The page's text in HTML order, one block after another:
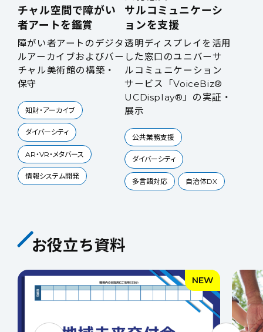
チャル空間で障がい
者アートを鑑賞
障がい者アートのデジタ
ルアーカイブおよびバー
チャル美術館の構築・
保守
知財・アーカイブ
ダイバーシティ
AR・VR・メタバース
情報システム開発
サルコミュニケーシ
ョンを支援
透明ディスプレイを活用
した窓口のユニバーサ
ルコミュニケーション
サービス「VoiceBiz®
UCDisplay®」の実証・
展示
公共業務支援
ダイバーシティ
多言語対応 自治体DX
お役立ち資料
NEW